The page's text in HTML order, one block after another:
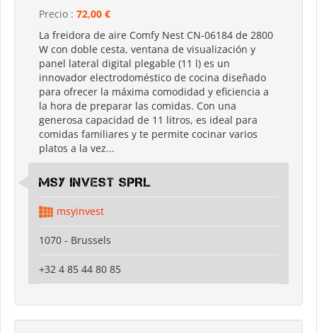
Precio : 72,00 €
La freidora de aire Comfy Nest CN-06184 de 2800
W con doble cesta, ventana de visualización y
panel lateral digital plegable (11 l) es un
innovador electrodoméstico de cocina diseñado
para ofrecer la máxima comodidad y eficiencia a
la hora de preparar las comidas. Con una
generosa capacidad de 11 litros, es ideal para
comidas familiares y te permite cocinar varios
platos a la vez...
MSY INVEST SPRL
msyinvest
1070 - Brussels
+32 4 85 44 80 85